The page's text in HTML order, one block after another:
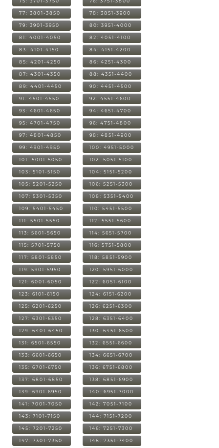
77: 3801-3850 78: 3851-3900
79: 3901-3950 80: 3951-4000
81: 4001-4050 82: 4051-4100
83: 4101-4150 84: 4151-4200
85: 4201-4250 86: 4251-4300
87: 4301-4350 88: 4351-4400
89: 4401-4450 90: 4451-4500
91: 4501-4550 92: 4551-4600
93: 4601-4650 94: 4651-4700
95: 4701-4750 96: 4751-4800
97: 4801-4850 98: 4851-4900
99: 4901-4950 100: 4951-5000
101: 5001-5050 102: 5051-5100
103: 5101-5150 104: 5151-5200
105: 5201-5250 106: 5251-5300
107: 5301-5350 108: 5351-5400
109: 5401-5450 110: 5451-5500
111: 5501-5550 112: 5551-5600
113: 5601-5650 114: 5651-5700
115: 5701-5750 116: 5751-5800
117: 5801-5850 118: 5851-5900
119: 5901-5950 120: 5951-6000
121: 6001-6050 122: 6051-6100
123: 6101-6150 124: 6151-6200
125: 6201-6250 126: 6251-6300
127: 6301-6350 128: 6351-6400
129: 6401-6450 130: 6451-6500
131: 6501-6550 132: 6551-6600
133: 6601-6650 134: 6651-6700
135: 6701-6750 136: 6751-6800
137: 6801-6850 138: 6851-6900
139: 6901-6950 140: 6951-7000
141: 7001-7050 142: 7051-7100
143: 7101-7150 144: 7151-7200
145: 7201-7250 146: 7251-7300
147: 7301-7350 148: 7351-7400